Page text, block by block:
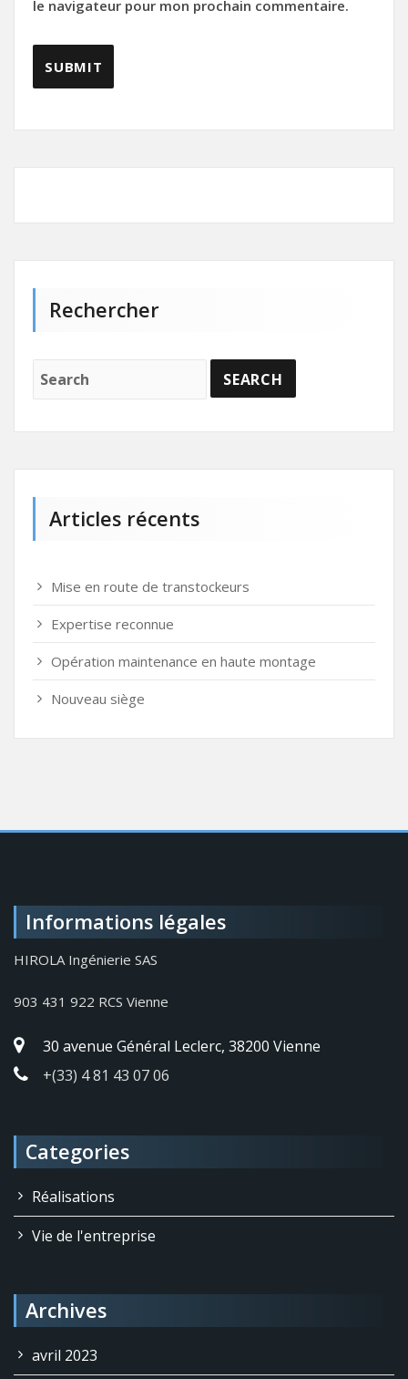
le navigateur pour mon prochain commentaire.
Rechercher
Articles récents
Mise en route de transtockeurs
Expertise reconnue
Opération maintenance en haute montage
Nouveau siège
Informations légales
HIROLA Ingénierie SAS
903 431 922 RCS Vienne
30 avenue Général Leclerc, 38200 Vienne
+(33) 4 81 43 07 06
Categories
Réalisations
Vie de l'entreprise
Archives
avril 2023